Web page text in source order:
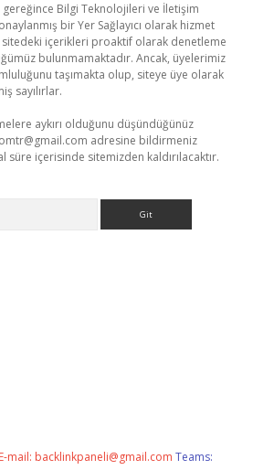
gereğince Bilgi Teknolojileri ve İletişim
bir Yer Sağlayıcı olarak hizmet
içerikleri proaktif olarak denetleme
bulunmamaktadır. Ancak, üyelerimiz
taşımakta olup, siteye üye olarak
sayılırlar.
aykırı olduğunu düşündüğünüz
adresine bildirmeniz
süre içerisinde sitemizden kaldırılacaktır.
E-mail: backlinkpaneli@gmail.com Teams: